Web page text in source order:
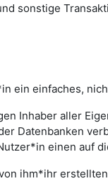
sonstige
ein einfaches,
Inhaber aller
Datenbanken
einen auf
ihm*ihr